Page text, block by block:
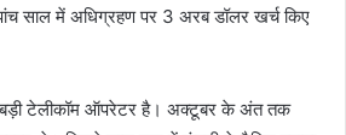
साल में अधिग्रहण पर 3 अरब डॉलर खर्च किए
बड़ी टेलीकॉम ऑपरेटर है। अक्टूबर के अंत तक